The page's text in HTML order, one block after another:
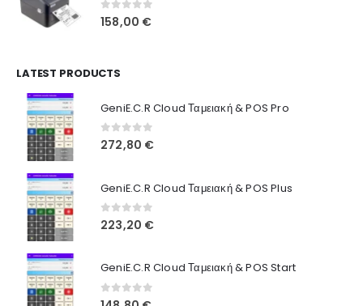
0out of 5
158,00 €
LATEST PRODUCTS
GeniE.C.R Cloud Ταμειακή & POS Pro
0out of 5
272,80 €
GeniE.C.R Cloud Ταμειακή & POS Plus
0out of 5
223,20 €
GeniE.C.R Cloud Ταμειακή & POS Start
0out of 5
Blog
Όροι Χρήσης
Τρόποι Αγοράς
Τρόποι Πληρωμής
Τρόποι Αποστολής
Ασφάλεια Πληρωμών